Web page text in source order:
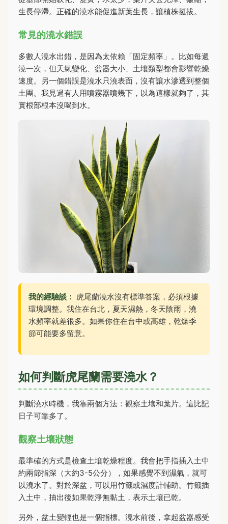
生長停滯。正確的澆水能促進新葉生長，讓植株挺拔。
常見的澆水錯誤
多數人澆水出錯，是因為太依賴「固定頻率」。比如每週
澆一次，但天氣變化、盆器大小、土壤類型都會影響乾燥
速度。另一個錯誤是澆水只澆表面，沒有讓水滲透到整個
土團。我見過有人用噴霧器噴幾下，以為這樣就夠了，其
實根部根本沒喝到水。
我的經驗談： 虎尾蘭澆水沒有標準答案，必須根據
環境調整。我住在台北，夏天濕熱，冬天陰雨，澆
水頻率就差很多。如果你住在台中或高雄，乾燥季
節可能要多留意。
如何判斷虎尾蘭需要澆水？
判斷澆水時機，我靠兩個方法：觀察土壤和葉片。這比記
日子可靠多了。
觀察土壤狀態
最準確的方式是檢查土壤乾燥程度。我會把手指插入土中
約兩節指深（大約3-5公分），如果感覺不到濕氣，就可
以澆水了。對於深盆，可以用竹籤或濕度計輔助。竹籤插
入土中，抽出後如果乾淨無黏土，表示土壤已乾。
另外，盆土變輕也是一個指標。澆水前後，拿起盆器感受